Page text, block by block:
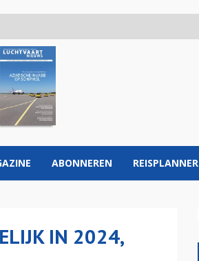
ABONNEREN REISPLANNER
IN 2024,